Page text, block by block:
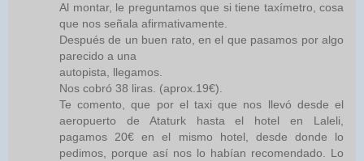
Al montar, le preguntamos que si tiene taxímetro, cosa
que nos señala afirmativamente.
Después de un buen rato, en el que pasamos por algo
parecido a una
autopista, llegamos.
Nos cobró 38 liras. (aprox.19€).
Te comento, que por el taxi que nos llevó desde el
aeropuerto de Ataturk hasta el hotel en Laleli,
pagamos 20€ en el mismo hotel, desde donde lo
pedimos, porque así nos lo habían recomendado. Lo